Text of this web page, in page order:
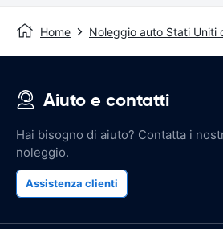
Home Noleggio auto Stati Uniti
Aiuto e contatti
Hai bisogno di aiuto? Contatta i
noleggio.
Assistenza clienti